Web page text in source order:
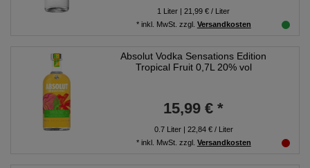
1 Liter | 21,99 € / Liter
* inkl. MwSt. zzgl. Versandkosten
Absolut Vodka Sensations Edition
Tropical Fruit 0,7L 20% vol
15,99 € *
0.7Liter| 22,84 € / Liter
* inkl. MwSt. zzgl. Versandkosten